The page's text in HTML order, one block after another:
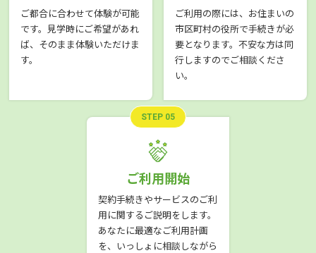
ご都合に合わせて体験が可能
です。見学時にご希望があれ
ば、そのまま体験いただけま
す。
ご利用の際には、お住まいの
市区町村の役所で手続きが必
要となります。不安な方は同
行しますのでご相談くださ
い。
STEP 05
ご利用開始
契約手続きやサービスのご利
用に関するご説明をします。
あなたに最適なご利用計画
を、いっしょに相談しながら